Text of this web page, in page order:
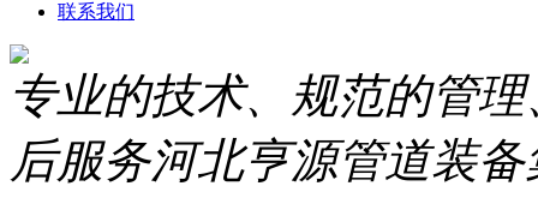
联系我们
专业的技术、规范的管
后服务河北亨源管道装